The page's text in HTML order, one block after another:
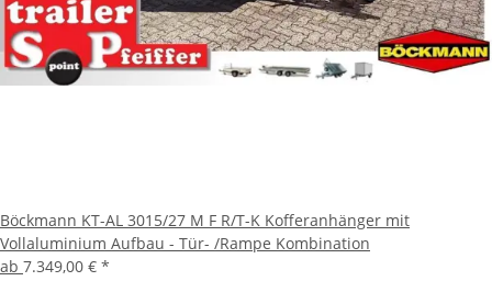
Böckmann KT-AL 3015/27 M F R/T-K Kofferanhänger mit
Vollaluminium Aufbau - Tür- /Rampe Kombination
ab 7.349,00 € *